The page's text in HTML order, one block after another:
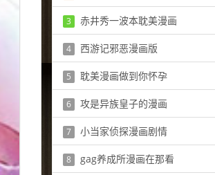
3 赤井秀一波本耽美漫画
4 西游记邪恶漫画版
5 耽美漫画做到你怀孕
6 攻是异族皇子的漫画
7 小当家侦探漫画剧情
8 gag养成所漫画在那看